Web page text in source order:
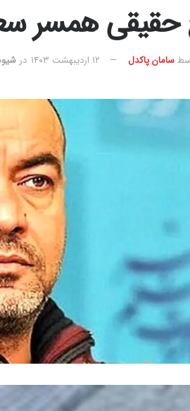
حقیقی همسر
سامان پاکدل ۱۲ اردیبهشت ۱۴۰۳ در